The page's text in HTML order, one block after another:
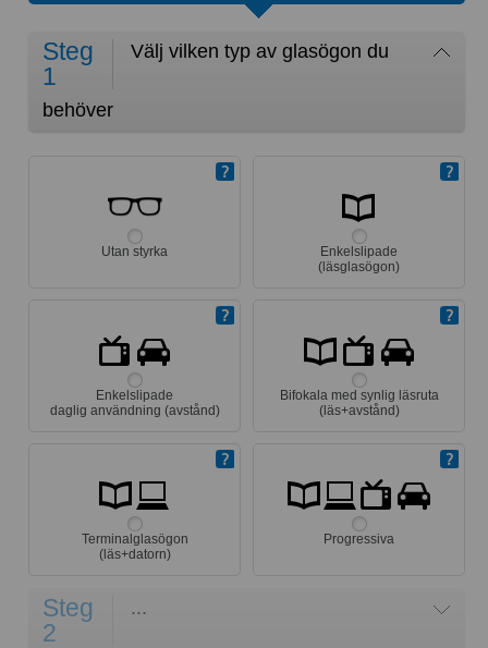
Steg
1
Välj vilken typ av glasögon du
behöver
Utan styrka
Enkelslipade
(läsglasögon)
Enkelslipade
daglig användning (avstånd)
Bifokala med synlig läsruta
(läs+avstånd)
Terminalglasögon
(läs+datorn)
Progressiva
Steg
2
...